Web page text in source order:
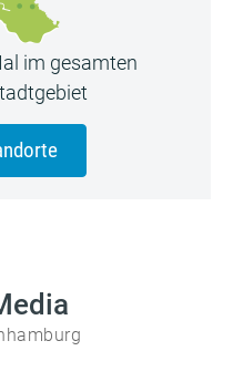
im gesamten